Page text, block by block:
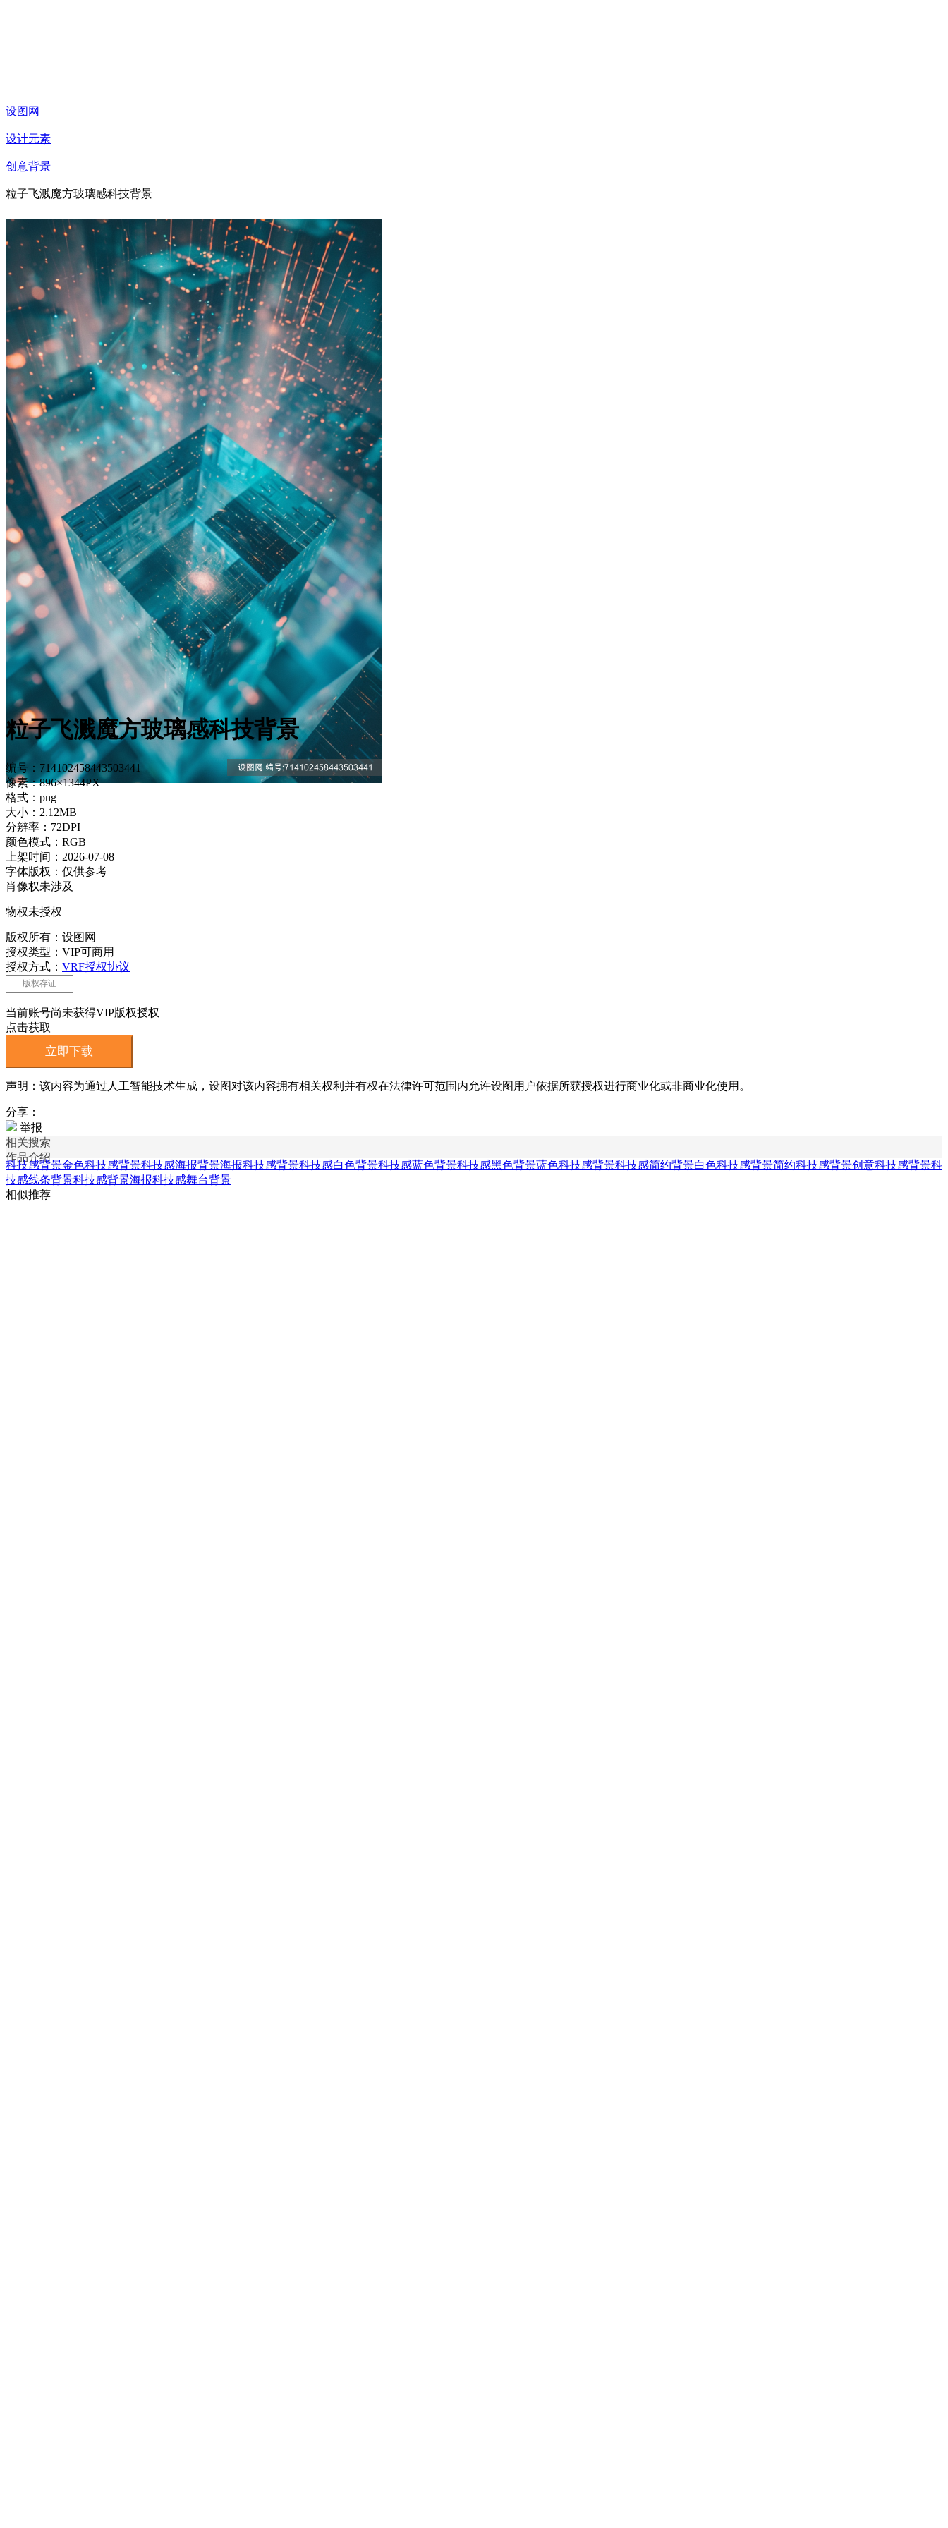
设图网
设计元素
创意背景
粒子飞溅魔方玻璃感科技背景
粒子飞溅魔方玻璃感科技背景
编号：714102458443503441
像素：896×1344PX
格式：png
大小：2.12MB
分辨率：72DPI
颜色模式：RGB
上架时间：2026-07-08
字体版权：仅供参考
肖像权未涉及
物权未授权
版权所有：设图网
授权类型：VIP可商用
授权方式： VRF授权协议
版权存证
当前账号尚未获得VIP版权授权
点击获取
立即下载
声明：该内容为通过人工智能技术生成，设图对该内容拥有相关权利并有权在法律许可范围内允许设图用户依据所获授权进行商业化或非商业化使用。
分享：
举报
相关搜索
作品介绍
科技感背景金色科技感背景科技感海报背景海报科技感背景科技感白色背景科技感蓝色背景科技感黑色背景蓝色科技感背景科技感简约背景白色科技感背景简约科技感背景创意科技感背景科
技感线条背景科技感背景海报科技感舞台背景
相似推荐